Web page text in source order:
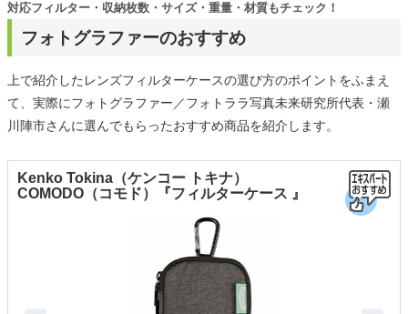
フォトグラファーのおすすめ
対応フィルター・収納枚数・サイズ・重量・材質もチェック！
上で紹介したレンズフィルターケースの選び方のポイントをふまえ
て、実際にフォトグラファー／フォトララ写真未来研究所代表・瀬
川陣市さんに選んでもらったおすすめ商品を紹介します。
Kenko Tokina（ケンコー トキナ）
COMODO（コモド）『フィルターケース 』